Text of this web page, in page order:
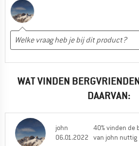
WAT VINDEN
DAARVAN:
john
06.01.2022
40% vinden de
van john nuttig